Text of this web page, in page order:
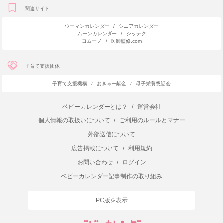
関連サイト
ウーマンカレンダー /
シニアカレンダー
ムーンカレンダー
/
シッテク
ヨムーノ
/ 医師監修.com
子育て支援団体
子育て支援機構 / おぎゃー献金 / 母子栄養懇話会
ベビーカレンダーとは？ /
運営会社
個人情報の取扱いについて
/
ご利用のルールとマナー
外部送信について
広告掲載について
/
利用規約
お問い合わせ
/
ログイン
ベビーカレンダー記事制作の取り組み
PC版を表示